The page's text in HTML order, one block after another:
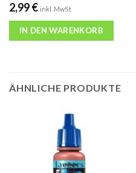
2,99€ inkl. MwSt
IN DEN WARENKORB
ÄHNLICHE PRODUKTE